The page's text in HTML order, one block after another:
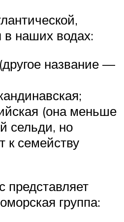
наших водах:
название —
(она меньше
сельди, но
к семейству
представляет
группа: